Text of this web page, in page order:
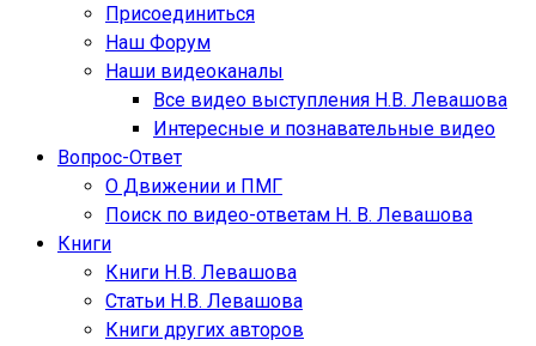
Присоединиться
Наш Форум
Наши видеоканалы
Все видео выступления Н.В. Левашова
Интересные и познавательные видео
Вопрос-Ответ
О Движении и ПМГ
Поиск по видео-ответам Н. В. Левашова
Книги
Книги Н.В. Левашова
Статьи Н.В. Левашова
Книги других авторов